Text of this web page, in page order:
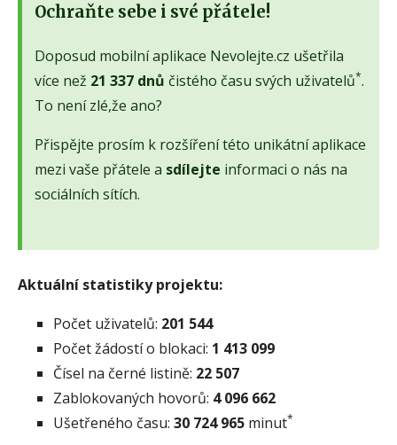
Ochraňte sebe i své přátele!
Doposud mobilní aplikace Nevolejte.cz ušetřila
více než 21 337 dnů čistého času svých uživatelů*.
To není zlé,že ano?
Přispějte prosím k rozšíření této unikátní aplikace
mezi vaše přátele a sdílejte informaci o nás na
sociálních sítích.
Aktuální statistiky projektu:
Počet uživatelů: 201 544
Počet žádostí o blokaci: 1 413 099
Čísel na černé listině: 22 507
Zablokovaných hovorů: 4 096 662
Ušetřeného času: 30 724 965 minut*